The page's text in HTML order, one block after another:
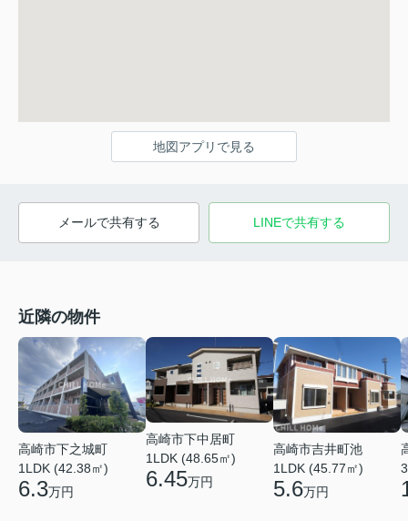
地図アプリで見る
メールで共有する LINEで共有する
近隣の物件
高崎市下之城町
1LDK (42.38㎡)
6.3万円
高崎市下中居町
1LDK (48.65㎡)
6.45万円
高崎市吉井町池
1LDK (45.77㎡)
5.6万円